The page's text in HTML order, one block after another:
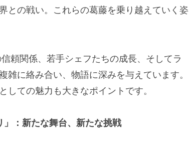
との戦い。これらの葛藤を乗り越えていく姿
頼関係、若手シェフたちの成長、そしてラ
雑に絡み合い、物語に深みを与えています。
ての魅力も大きなポイントです。
：新たな舞台、新たな挑戦